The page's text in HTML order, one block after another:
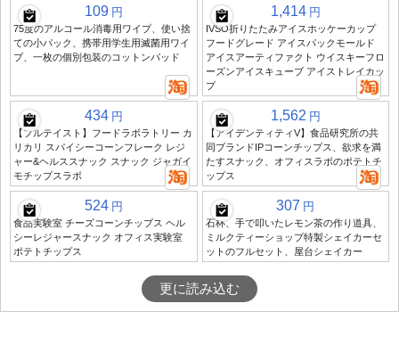
109 円
75度のアルコール消毒用ワイプ、使い捨
ての小パック、携帯用学生用滅菌用ワイ
プ、一枚の個別包装のコットンパッド
1,414 円
IVSO折りたたみアイスホッケーカップ
フードグレード アイスパックモールド
アイスアーティファクト ウイスキーフロ
ーズンアイスキューブ アイストレイカッ
プ
434 円
【フルテイスト】フードラボラトリー カ
リカリ スパイシーコーンフレーク レジ
ャー&ヘルススナック スナック ジャガイ
モチップスラボ
1,562 円
【アイデンティティV】食品研究所の共
同ブランドIPコーンチップス、欲求を満
たすスナック、オフィスラボのポテトチ
ップス
524 円
食品実験室 チーズコーンチップス ヘル
シーレジャースナック オフィス実験室
ポテトチップス
307 円
石杯、手で叩いたレモン茶の作り道具、
ミルクティーショップ特製シェイカーセ
ットのフルセット、屋台シェイカー
更に読み込む